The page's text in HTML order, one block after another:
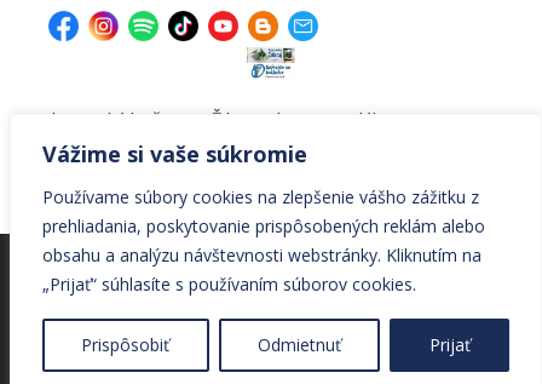
Vážime si vaše súkromie
Používame súbory cookies na zlepšenie vášho zážitku z
prehliadania, poskytovanie prispôsobených reklám alebo
obsahu a analýzu návštevnosti webstránky. Kliknutím na
„Prijať“ súhlasíte s používaním súborov cookies.
Prispôsobiť Odmietnuť Prijať
| Krajská knižnica v Žiline, Ul. A. Bernoláka 47, 011 77
Žilina |kniznica@krajskakniznicazilina.sk
© Všetky práva vyhradené Krajská knižnica v Žiline
© 2026 Krajská knižnica v Žiline• Vytvorené s
GeneratePress